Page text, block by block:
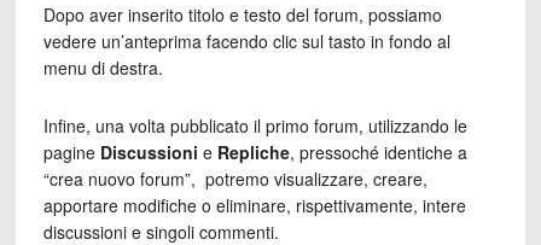
Dopo aver inserito titolo e testo del forum, possiamo
vedere un’anteprima facendo clic sul tasto in fondo al
menu di destra.
Infine, una volta pubblicato il primo forum, utilizzando le
pagine Discussioni e Repliche, pressoché identiche a
“crea nuovo forum”, potremo visualizzare, creare,
apportare modifiche o eliminare, rispettivamente, intere
discussioni e singoli commenti.